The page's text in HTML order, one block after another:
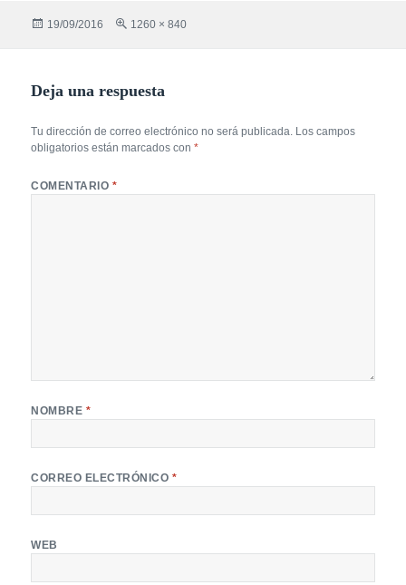
Publicado
19/09/2016
Tamaño
1260 × 840
Deja una respuesta
Tu dirección de correo electrónico no será publicada. Los campos
obligatorios están marcados con*
COMENTARIO *
NOMBRE *
CORREO ELECTRÓNICO *
WEB